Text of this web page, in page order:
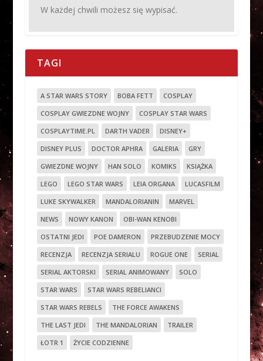
W każdej chwili możesz się wypisać.
TAGI
A STAR WARS STORY BOBA FETT
COSPLAY
COSPLAY GWIEZDNE WOJNY
COSPLAY STAR WARS
COSPLAYTIME.PL
DARTH VADER
DISNEY+
DISNEY PLUS
DOCTOR APHRA GALERIA
GRY
GWIEZDNE WOJNY
HAN SOLO KOMIKS
KSIĄŻKA
LEGO
LEGO STAR WARS LEIA ORGANA
LUCASFILM
LUKE SKYWALKER
MANDALORIANIN
MARVEL
NEWS
NOWY KANON
OBI-WAN KENOBI
OSTATNI JEDI
POE DAMERON
PRZEBUDZENIE MOCY
RECENZJA
RECENZJA SERIALU ROGUE ONE
SERIAL
SERIAL AKTORSKI
SERIAL ANIMOWANY
SOLO
STAR WARS
STAR WARS REBELIANCI
STAR WARS REBELS
THE FORCE AWAKENS
THE LAST JEDI
THE MANDALORIAN
TRAILER
ŁOTR 1
ŻYCIE CODZIENNE